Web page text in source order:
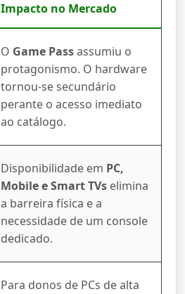
Impacto no Mercado
O Game Passassumiu o
protagonismo. O hardware
tornou-se secundário
perante o acesso imediato
ao catálogo.
Disponibilidade em PC,
Mobile e Smart TVs elimina
a barreira física e a
necessidade de um console
dedicado.
Para donos de PCs de alta